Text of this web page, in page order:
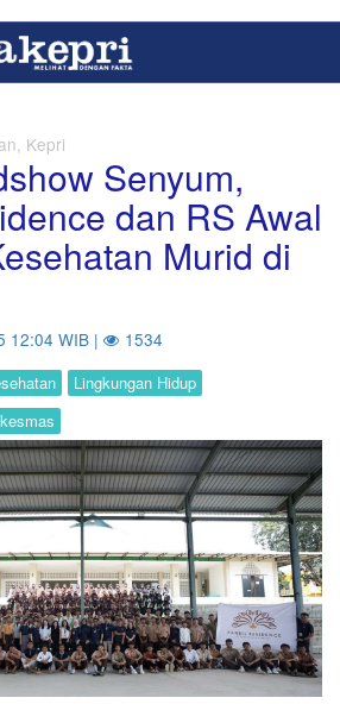
Kepri
Senyum,
dan RS Awal
Murid di
12:04 WIB | 1534
Lingkungan Hidup